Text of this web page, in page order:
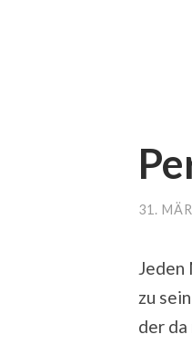
31.
Jeden
zu
der